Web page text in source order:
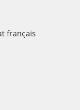
français